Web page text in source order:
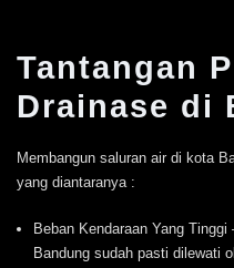
Tantangan
Drainase di
Membangun saluran air di kota
yang diantaranya :
Beban Kendaraan Yang
Bandung sudah pasti dilewati